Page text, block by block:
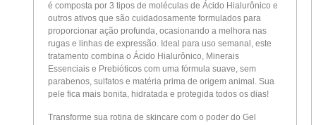
é composta por 3 tipos de moléculas de Ácido Hialurônico e
outros ativos que são cuidadosamente formulados para
proporcionar ação profunda, ocasionando a melhora nas
rugas e linhas de expressão. Ideal para uso semanal, este
tratamento combina o Ácido Hialurônico, Minerais
Essenciais e Prebióticos com uma fórmula suave, sem
parabenos, sulfatos e matéria prima de origem animal. Sua
pele fica mais bonita, hidratada e protegida todos os dias!
Transforme sua rotina de skincare com o poder do Gel